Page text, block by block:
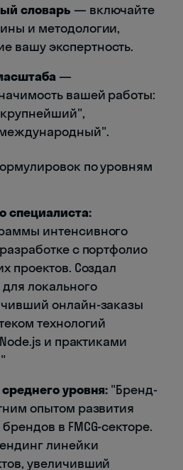
словарь — включайте
и методологии,
вашу экспертность.
—
вашей работы:
по уровням
специалиста:
интенсивного
с портфолио
проектов. Создал
локального
онлайн-заказы
технологий
и практиками
уровня: "Бренд-
опытом развития
в FMCG-секторе.
линейки
увеличивший